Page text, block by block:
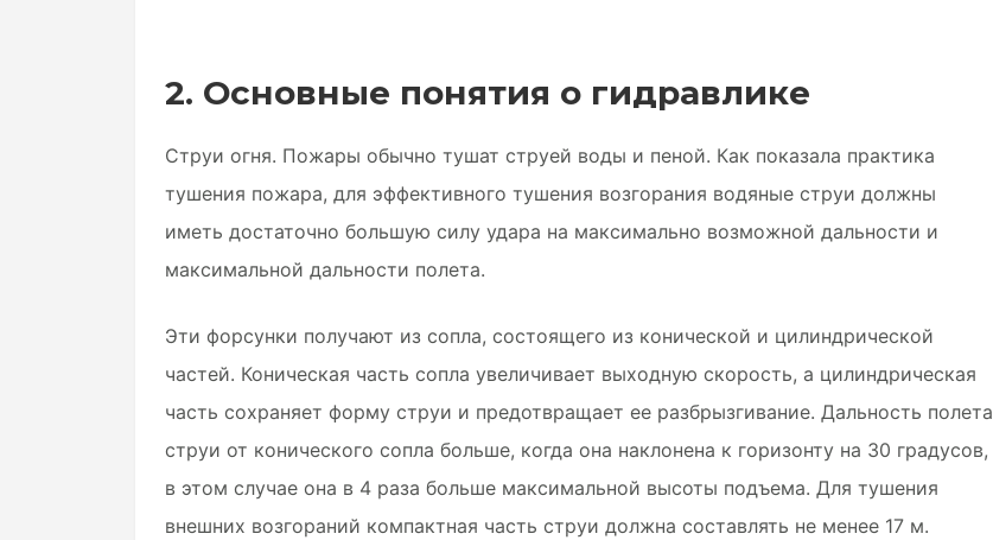
2. Основные понятия о гидравлике
Струи огня. Пожары обычно тушат струей воды и пеной. Как показала практика
тушения пожара, для эффективного тушения возгорания водяные струи должны
иметь достаточно большую силу удара на максимально возможной дальности и
максимальной дальности полета.
Эти форсунки получают из сопла, состоящего из конической и цилиндрической
частей. Коническая часть сопла увеличивает выходную скорость, а цилиндрическая
часть сохраняет форму струи и предотвращает ее разбрызгивание. Дальность полета
струи от конического сопла больше, когда она наклонена к горизонту на 30 градусов,
в этом случае она в 4 раза больше максимальной высоты подъема. Для тушения
внешних возгораний компактная часть струи должна составлять не менее 17 м.